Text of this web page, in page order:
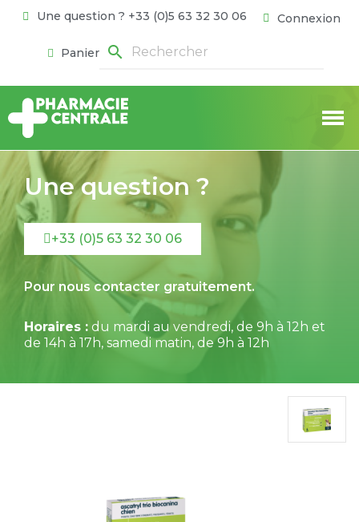
Une question ? +33 (0)5 63 32 30 06 Connexion
Panier search
Une question ?
+33 (0)5 63 32 30 06
Pour nous contacter gratuitement.
Horaires : du mardi au vendredi, de 9h à 12h et
de 14h à 17h, samedi matin, de 9h à 12h